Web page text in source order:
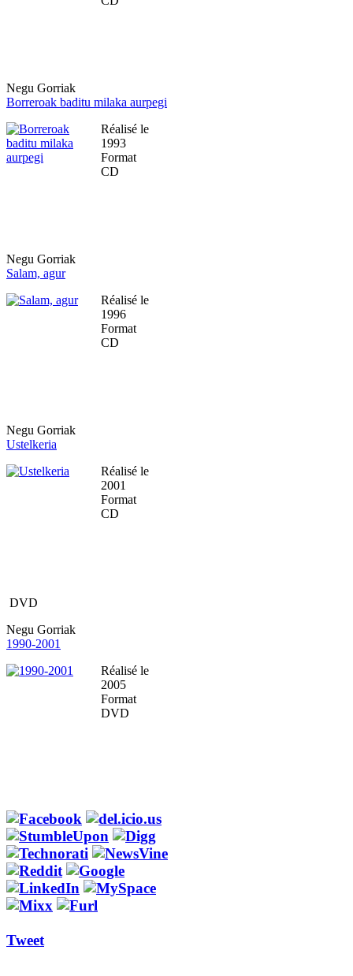
Negu Gorriak
Borreroak baditu milaka aurpegi
Réalisé le
1993
Format
CD
Negu Gorriak
Salam, agur
Réalisé le
1996
Format
CD
Negu Gorriak
Ustelkeria
Réalisé le
2001
Format
CD
DVD
Negu Gorriak
1990-2001
Réalisé le
2005
Format
DVD
Tweet